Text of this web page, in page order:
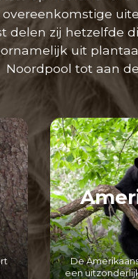
delen zij hetzelfde
uit
Noordpool tot aan
De
een